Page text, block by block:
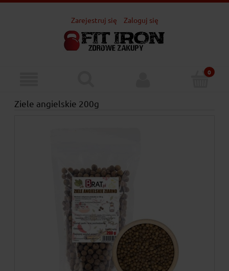
Zarejestruj się Zaloguj się
Ziele angielskie 200g